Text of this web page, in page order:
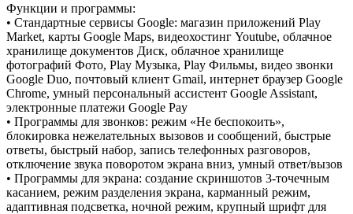
Функции и программы:
• Стандартные сервисы Google: магазин приложений Play
Market, карты Google Maps, видеохостинг Youtube, облачное
хранилище документов Диск, облачное хранилище
фотографий Фото, Play Музыка, Play Фильмы, видео звонки
Google Duo, почтовый клиент Gmail, интернет браузер Google
Chrome, умный персональный ассистент Google Assistant,
электронные платежи Google Pay
• Программы для звонков: режим «Не беспокоить»,
блокировка нежелательных вызовов и сообщений, быстрые
ответы, быстрый набор, запись телефонных разговоров,
отключение звука поворотом экрана вниз, умный ответ/вызов
• Программы для экрана: создание скриншотов 3-точечным
касанием, режим разделения экрана, карманный режим,
адаптивная подсветка, ночной режим, крупный шрифт для